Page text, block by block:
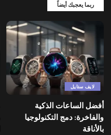
ربما يعجبك أيضاً
لايف ستايل
أفضل الساعات الذكية
والفاخرة: دمج التكنولوجيا
بالأناقة